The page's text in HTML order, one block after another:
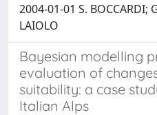
2004-01-01 S. BOCCARDI;
LAIOLO
Bayesian modelling
evaluation of
suitability: a case
Italian Alps